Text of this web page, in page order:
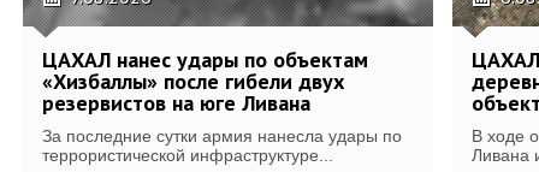
ЦАХАЛ нанес удары по объектам
«Хизбаллы» после гибели двух
резервистов на юге Ливана
За последние сутки армия нанесла удары по
террористической инфраструктуре...
В ходе
Ливана